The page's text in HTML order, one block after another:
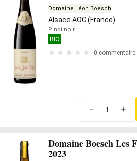
Domaine Léon Boesch
Alsace AOC (France)
Pinot noir
BIO
0 commentaire
- +
Domaine Boesch Les
2023